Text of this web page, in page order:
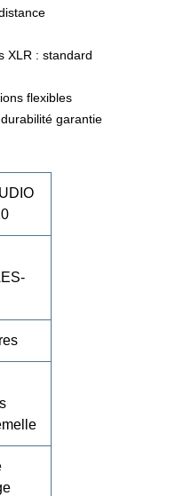
XLR : standard
flexibles
garantie